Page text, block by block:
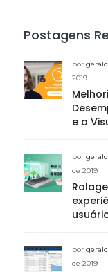
Postagens
por
2019
e o
por
de 2019
por
de 2019